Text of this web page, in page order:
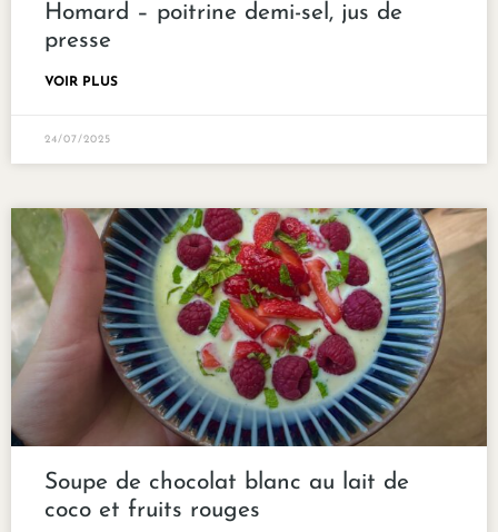
Homard – poitrine demi-sel, jus de
presse
VOIR PLUS
24/07/2025
Soupe de chocolat blanc au lait de
coco et fruits rouges